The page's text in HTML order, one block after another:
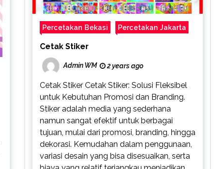
Percetakan Bekasi Percetakan Jakarta
Cetak Stiker
Admin WM 2 years ago
Cetak Stiker Cetak Stiker: Solusi Fleksibel
untuk Kebutuhan Promosi dan Branding.
Stiker adalah media yang sederhana
namun sangat efektif untuk berbagai
tujuan, mulai dari promosi, branding, hingga
dekorasi. Kemudahan dalam penggunaan,
variasi desain yang bisa disesuaikan, serta